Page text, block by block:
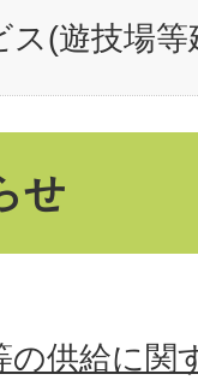
ス(遊技場
せ
の供給に関